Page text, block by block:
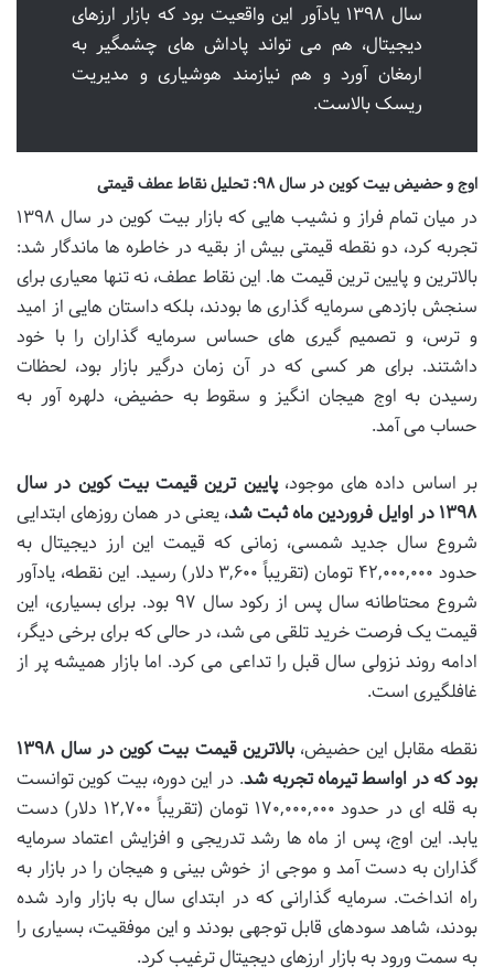
سال ۱۳۹۸ یادآور این واقعیت بود که بازار ارزهای
دیجیتال، هم می تواند پاداش های چشمگیر به
ارمغان آورد و هم نیازمند هوشیاری و مدیریت
ریسک بالاست.
اوج و حضیض بیت کوین در سال ۹۸: تحلیل نقاط عطف قیمتی
در میان تمام فراز و نشیب هایی که بازار بیت کوین در سال ۱۳۹۸
تجربه کرد، دو نقطه قیمتی بیش از بقیه در خاطره ها ماندگار شد:
بالاترین و پایین ترین قیمت ها. این نقاط عطف، نه تنها معیاری برای
سنجش بازدهی سرمایه گذاری ها بودند، بلکه داستان هایی از امید
و ترس، و تصمیم گیری های حساس سرمایه گذاران را با خود
داشتند. برای هر کسی که در آن زمان درگیر بازار بود، لحظات
رسیدن به اوج هیجان انگیز و سقوط به حضیض، دلهره آور به
حساب می آمد.
بر اساس داده های موجود،پایین ترین قیمت بیت کوین در سال
۱۳۹۸ در اوایل فروردین ماه ثبت شد
، یعنی در همان روزهای ابتدایی
شروع سال جدید شمسی، زمانی که قیمت این ارز دیجیتال به
حدود ۴۲,۰۰۰,۰۰۰ تومان (تقریباً ۳,۶۰۰ دلار) رسید. این نقطه، یادآور
شروع محتاطانه سال پس از رکود سال ۹۷ بود. برای بسیاری، این
قیمت یک فرصت خرید تلقی می شد، در حالی که برای برخی دیگر،
ادامه روند نزولی سال قبل را تداعی می کرد. اما بازار همیشه پر از
غافلگیری است.
نقطه مقابل این حضیض،
بالاترین قیمت بیت کوین در سال ۱۳۹۸
بود که در اواسط تیرماه تجربه شد. در این دوره، بیت کوین توانست
به قله ای در حدود ۱۷۰,۰۰۰,۰۰۰ تومان (تقریباً ۱۲,۷۰۰ دلار) دست
یابد. این اوج، پس از ماه ها رشد تدریجی و افزایش اعتماد سرمایه
گذاران به دست آمد و موجی از خوش بینی و هیجان را در بازار به
راه انداخت. سرمایه گذارانی که در ابتدای سال به بازار وارد شده
بودند، شاهد سودهای قابل توجهی بودند و این موفقیت، بسیاری را
به سمت ورود به بازار ارزهای دیجیتال ترغیب کرد.